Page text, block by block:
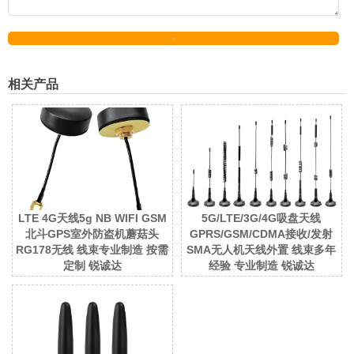
相关产品
LTE 4G天线5g NB WIFI GSM
北斗GPS室外防盗机蘑菇头
RG178无线 线束专业制造 按需
定制 锐诚达
5G/LTE/3G/4G吸盘天线
GPRS/GSM/CDMA接收/发射
SMA无人机天线外置 线束多年
经验 专业制造 锐诚达